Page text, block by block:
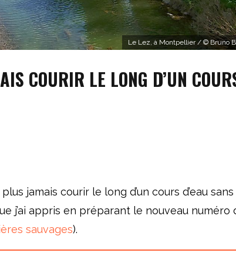
Le Lez, à Montpellier / © Bruno
COURIR LE LONG D’UN
jamais courir le long d’un cours d’eau sans
j’ai appris en préparant le nouveau numéro
sauvages).